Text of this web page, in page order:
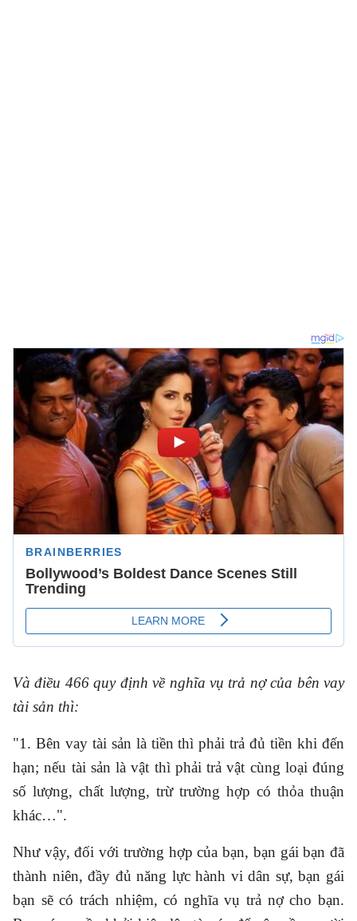
Và điều 466 quy định về nghĩa vụ trả nợ của bên vay
tài sản thì:
"1. Bên vay tài sản là tiền thì phải trả đủ tiền khi đến
hạn; nếu tài sản là vật thì phải trả vật cùng loại đúng
số lượng, chất lượng, trừ trường hợp có thỏa thuận
khác…".
Như vậy, đối với trường hợp của bạn, bạn gái bạn đã
thành niên, đầy đủ năng lực hành vi dân sự, bạn gái
bạn sẽ có trách nhiệm, có nghĩa vụ trả nợ cho bạn.